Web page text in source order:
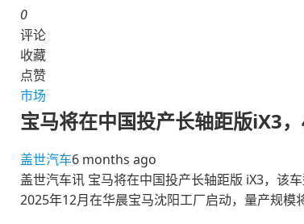
0
评论
收藏
点赞
市场
宝马将在中国投产长轴距版iX3
盖世汽车6 months ago
盖世汽车讯 宝马将在中国投产长轴距版 iX3，该
2025年12月在华晨宝马沈阳工厂启动，量产规模